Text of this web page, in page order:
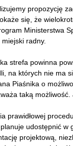
propozycję
się, że
Ministerstwa
radny.
strefa powinna
na których nie ma
Piaśnika o
taką możliwość.
prawidłowej
udostępnić w
projektową,